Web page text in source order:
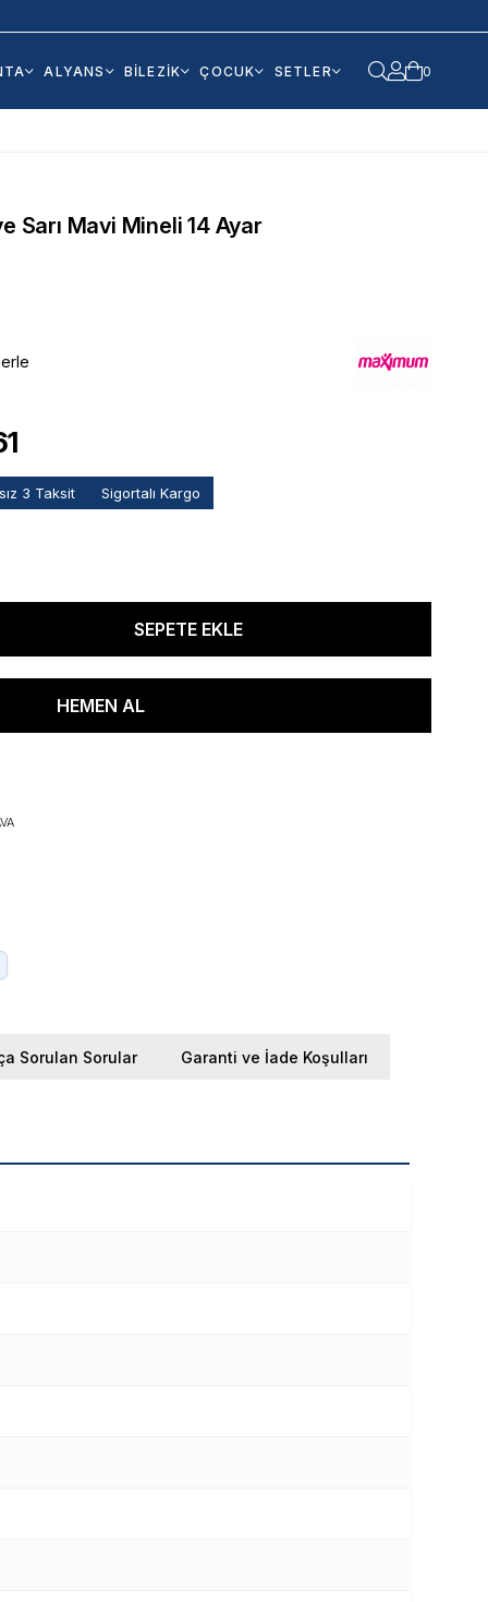
ALYANS BİLEZİK ÇOCUK SETLER 0
Sarı Mavi Mineli 14 Ayar
3 Taksit Sigortalı Kargo
Sorulan Sorular Garanti ve İade Koşulları